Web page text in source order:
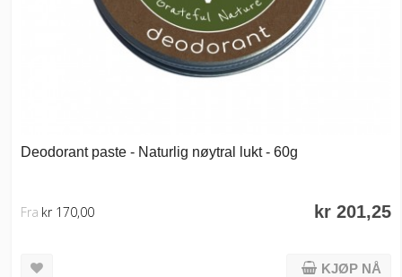
Deodorant paste - Naturlig nøytral lukt - 60g
kr 201,25
Fra kr 170,00
KJØP NÅ